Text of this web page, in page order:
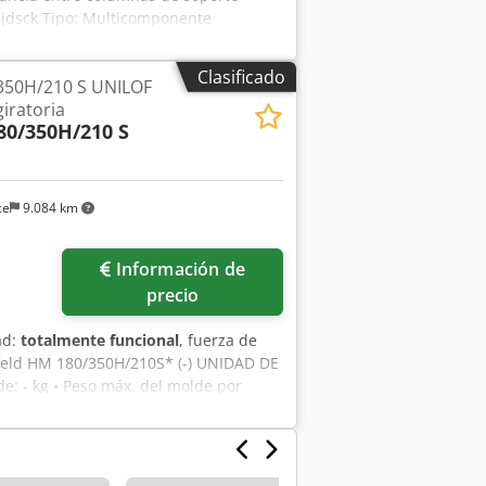
Tipo: Multicomponente
Clasificado
9.084 km
210 S UNILOF
350H/210 S
precio
totalmente funcional, fuerza de
HM 180/350H/210S* (-) UNIDAD DE
- kg • Peso máx. del molde por
del molde: 355 mm • Altura
centrado FIJO / MOVIL: 125 / 125 mm
12 (conexión combinada
por agua: 2+2 • Circuitos hidráulicos